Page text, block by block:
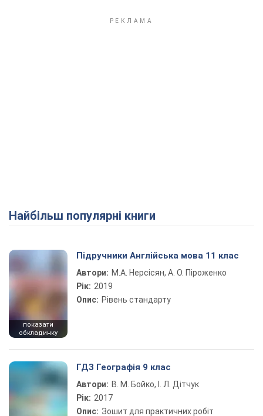
Найбільш популярні книги
показати
обкладинку
Підручники Англійська мова 11 клас
Автори: М.А. Нерсісян, А. О. Піроженко
Рік: 2019
Опис: Рівень стандарту
ГДЗ Географія 9 клас
Автори: В. М. Бойко, І. Л. Дітчук
Рік: 2017
Опис: Зошит для практичних робіт